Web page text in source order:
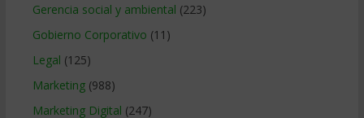
Gerencia social y ambiental (223)
Gobierno Corporativo (11)
Legal (125)
Marketing(988)
Marketing Digital (247)